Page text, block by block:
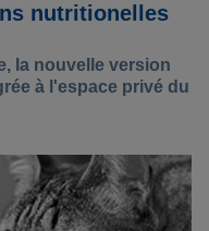
nutritionelles
la nouvelle version
à l'espace privé du